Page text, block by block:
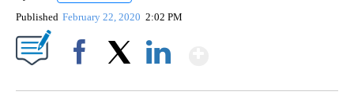
Published February 22, 2020 2:02 PM